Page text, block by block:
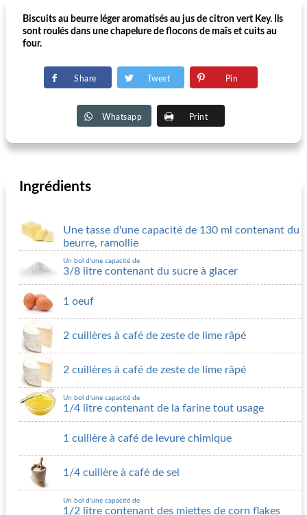
Biscuits au beurre léger aromatisés au jus de citron vert Key. Ils
sont roulés dans une chapelure de flocons de maïs et cuits au
four.
Share Tweet Pin
Whatsapp Print
Ingrédients
Une tasse d'une capacité de 130 ml contenant du
beurre, ramollie
Un bol d'une capacité de
3/8 litre contenant du sucre à glacer
1 oeuf
2 cuillères à café de zeste de lime râpé
2 cuillères à café de zeste de lime râpé
Un bol d'une capacité de
1/4 litre contenant de la farine tout usage
1 cuillère à café de levure chimique
1/4 cuillère à café de sel
Un bol d'une capacité de
1/2 litre contenant des miettes de corn flakes